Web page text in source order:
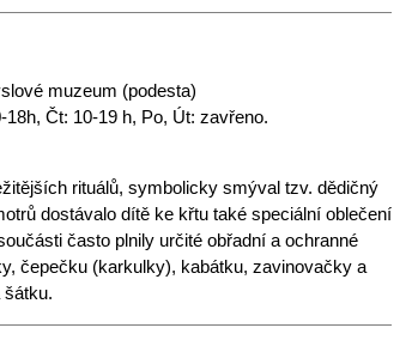
muzeum (podesta)
18h, Čt: 10-19 h, Po, Út: zavřeno.
rituálů, symbolicky smýval tzv. dědičný
dostávalo dítě ke křtu také speciální oblečení
často plnily určité obřadní a ochranné
čepečku (karkulky), kabátku, zavinovačky a